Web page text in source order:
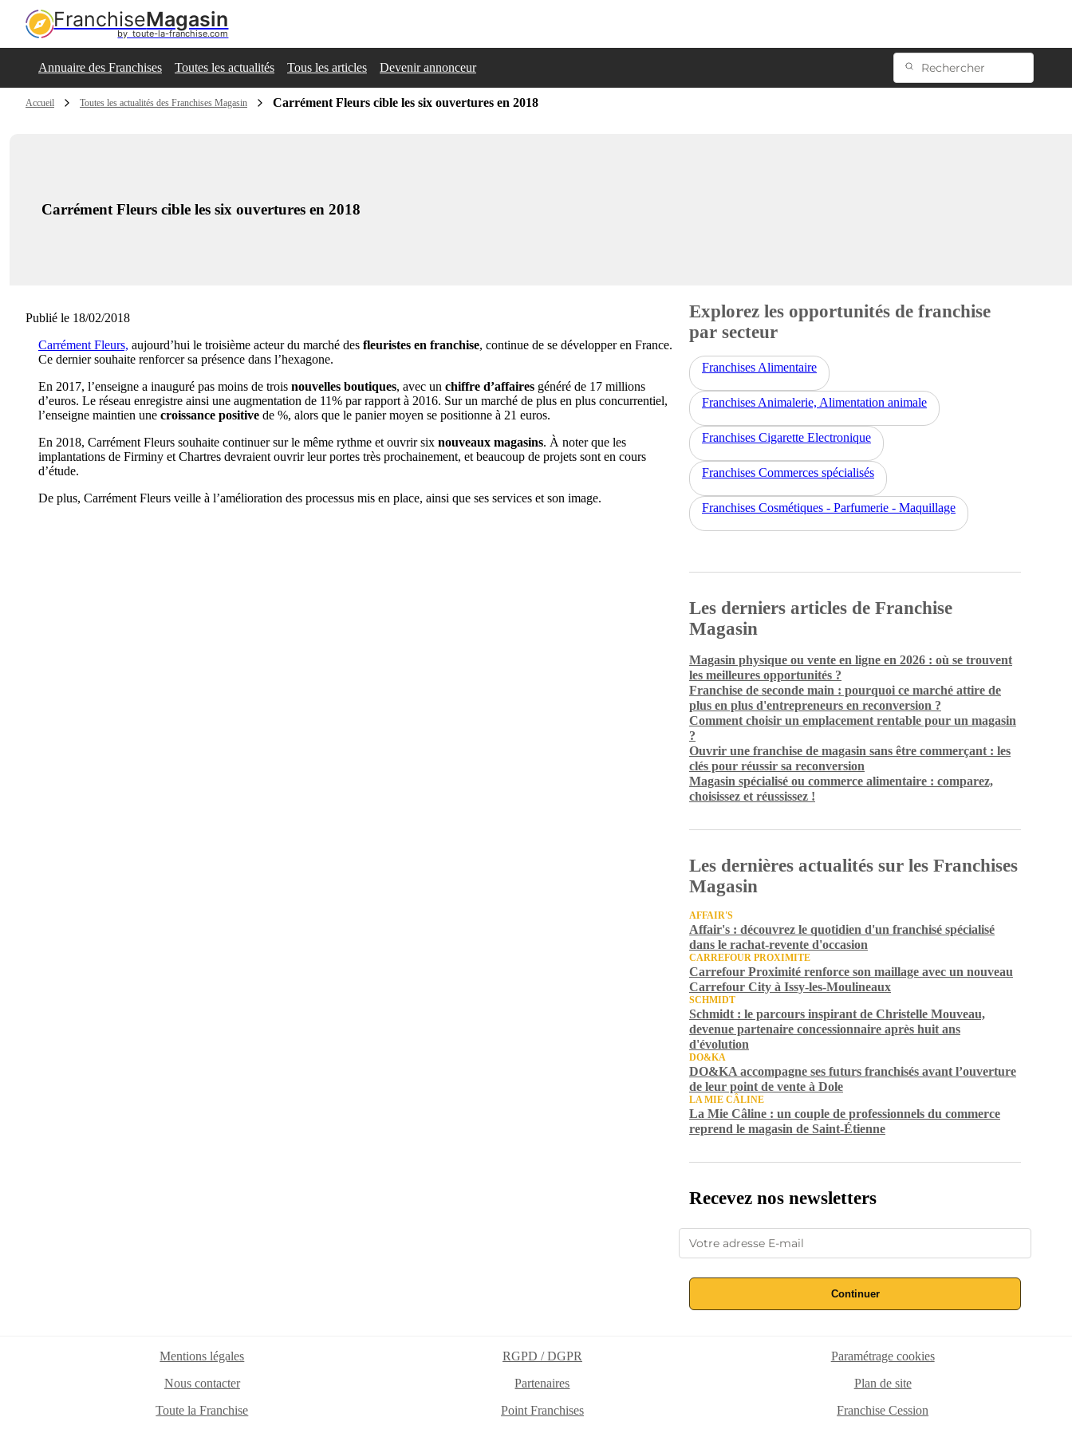
FranchiseMagasin
by  toute-la-franchise.com
Annuaire des Franchises Toutes les actualités Tous les articles Devenir annonceur
Accueil Toutes les actualités des Franchises Magasin Carrément Fleurs cible les six ouvertures en 2018
Carrément Fleurs cible les six ouvertures en 2018
Publié le 18/02/2018
Carrément Fleurs, aujourd’hui le troisième acteur du marché des fleuristes en franchise, continue de se développer en France.
Ce dernier souhaite renforcer sa présence dans l’hexagone.
En 2017, l’enseigne a inauguré pas moins de trois nouvelles boutiques, avec un chiffre d’affaires généré de 17 millions
d’euros. Le réseau enregistre ainsi une augmentation de 11% par rapport à 2016. Sur un marché de plus en plus concurrentiel,
l’enseigne maintien une croissance positive de %, alors que le panier moyen se positionne à 21 euros.
En 2018, Carrément Fleurs souhaite continuer sur le même rythme et ouvrir six nouveaux magasins. À noter que les
implantations de Firminy et Chartres devraient ouvrir leur portes très prochainement, et beaucoup de projets sont en cours
d’étude.
De plus, Carrément Fleurs veille à l’amélioration des processus mis en place, ainsi que ses services et son image.
Explorez les opportunités de franchise
par secteur
Franchises Alimentaire
Franchises Animalerie, Alimentation animale
Franchises Cigarette Electronique
Franchises Commerces spécialisés
Franchises Cosmétiques - Parfumerie - Maquillage
Les derniers articles de Franchise
Magasin
Magasin physique ou vente en ligne en 2026 : où se trouvent
les meilleures opportunités ?
Franchise de seconde main : pourquoi ce marché attire de
plus en plus d'entrepreneurs en reconversion ?
Comment choisir un emplacement rentable pour un magasin
?
Ouvrir une franchise de magasin sans être commerçant : les
clés pour réussir sa reconversion
Magasin spécialisé ou commerce alimentaire : comparez,
choisissez et réussissez !
Les dernières actualités sur les Franchises
Magasin
AFFAIR'S
Affair's : découvrez le quotidien d'un franchisé spécialisé
dans le rachat-revente d'occasion
CARREFOUR PROXIMITE
Carrefour Proximité renforce son maillage avec un nouveau
Carrefour City à Issy-les-Moulineaux
SCHMIDT
Schmidt : le parcours inspirant de Christelle Mouveau,
devenue partenaire concessionnaire après huit ans
d'évolution
DO&KA
DO&KA accompagne ses futurs franchisés avant l’ouverture
de leur point de vente à Dole
LA MIE CÂLINE
La Mie Câline : un couple de professionnels du commerce
reprend le magasin de Saint-Étienne
Recevez nos newsletters
Continuer
Mentions légales RGPD / DGPR
Paramétrage cookies
Nous contacter
Partenaires
Plan de site
Toute la Franchise
Point Franchises Franchise Cession